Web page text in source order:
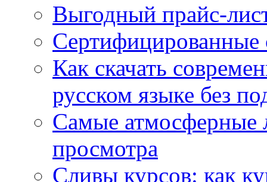
Выгодный прайс-
Как скачать
русском языке без
Самые атмосферные
просмотра
Сливы курсов: как